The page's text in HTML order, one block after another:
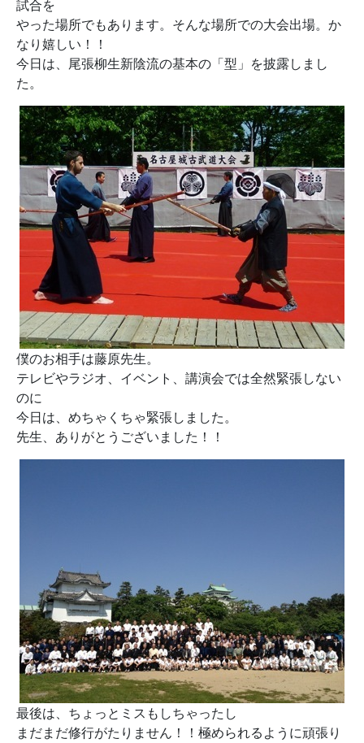
試合を
やった場所でもあります。そんな場所での大会出場。か
なり嬉しい！！
今日は、尾張柳生新陰流の基本の「型」を披露しまし
た。
僕のお相手は藤原先生。
テレビやラジオ、イベント、講演会では全然緊張しない
のに
今日は、めちゃくちゃ緊張しました。
先生、ありがとうございました！！
最後は、ちょっとミスもしちゃったし
まだまだ修行がたりません！！極められるように頑張り